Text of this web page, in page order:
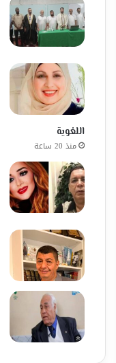
اللغوية
منذ 20 ساعة